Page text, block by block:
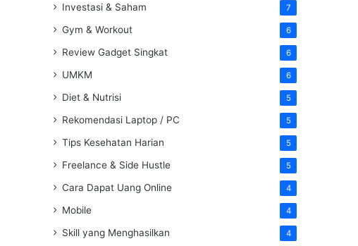
Investasi & Saham 7
Gym & Workout 6
Review Gadget Singkat 6
UMKM 6
Diet & Nutrisi 5
Rekomendasi Laptop / PC 5
Tips Kesehatan Harian 5
Freelance & Side Hustle 5
Cara Dapat Uang Online 4
Mobile 4
Skill yang Menghasilkan 4